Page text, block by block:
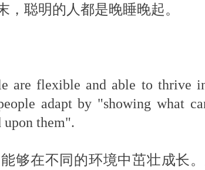
聪明的人都是晚睡晚起。
are flexible and able to thrive
adapt by "showing what
upon them".
够在不同的环境中茁壮成长